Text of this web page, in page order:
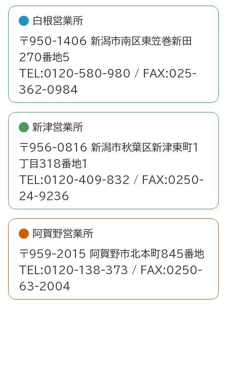
白根営業所
〒950-1406 新潟市南区東笠巻新田
270番地5
TEL:0120-580-980 / FAX:025-
362-0984
新津営業所
〒956-0816 新潟市秋葉区新津東町1
丁目318番地1
TEL:0120-409-832 / FAX:0250-
24-9236
阿賀野営業所
〒959-2015 阿賀野市北本町845番地
TEL:0120-138-373 / FAX:0250-
63-2004